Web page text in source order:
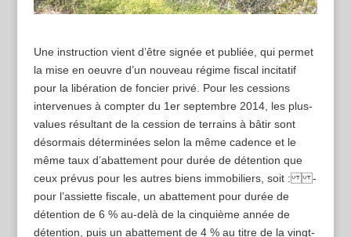
Une instruction vient d’être signée et publiée, qui permet
la mise en oeuvre d’un nouveau régime fiscal incitatif
pour la libération de foncier privé. Pour les cessions
intervenues à compter du 1er septembre 2014, les plus-
values résultant de la cession de terrains à bâtir sont
désormais déterminées selon la même cadence et le
même taux d’abattement pour durée de détention que
ceux prévus pour les autres biens immobiliers, soit : -
pour l’assiette fiscale, un abattement pour durée de
détention de 6 % au-delà de la cinquième année de
détention, puis un abattement de 4 % au titre de la vingt-